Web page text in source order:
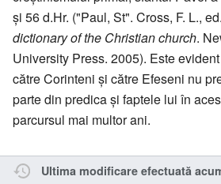
și 56 d.Hr. ("Paul, St". Cross, F. L.,
dictionary of the Christian church.
University Press. 2005). Este
către Corinteni și către Efeseni nu
parte din predica și faptele lui în
parcursul mai multor ani.
Ultima modificare efectuată